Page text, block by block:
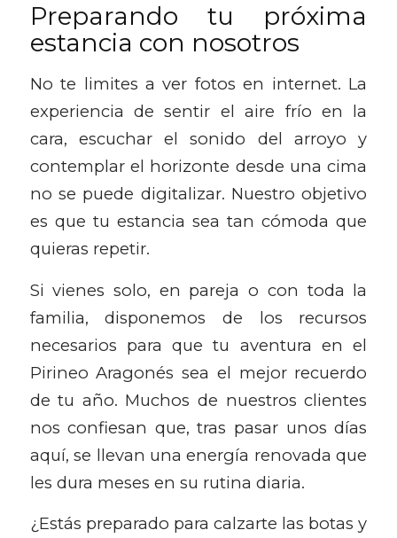
Preparando tu próxima
estancia con nosotros
No te limites a ver fotos en internet. La
experiencia de sentir el aire frío en la
cara, escuchar el sonido del arroyo y
contemplar el horizonte desde una cima
no se puede digitalizar. Nuestro objetivo
es que tu estancia sea tan cómoda que
quieras repetir.
Si vienes solo, en pareja o con toda la
familia, disponemos de los recursos
necesarios para que tu aventura en el
Pirineo Aragonés sea el mejor recuerdo
de tu año. Muchos de nuestros clientes
nos confiesan que, tras pasar unos días
aquí, se llevan una energía renovada que
les dura meses en su rutina diaria.
¿Estás preparado para calzarte las botas y